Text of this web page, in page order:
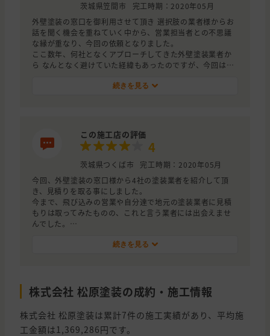
茨城県笠間市
完工時期：2020年05月
外壁塗装の窓口を御利用させて頂き 選択肢の業者様からお
話を聞く機会を重ねていく中から、営業担当者との不思議
な縁が重なり、今回の依頼となりました。
ここ数年、何社となくアプローチしてきた外壁塗装業者か
ら なんとなく避けていた経緯もあったのですが、今回は本
は…外壁診断をして頂いた際に営業担当者から【火災保険
保険対象については…今も審査中との事で連絡待ちの状態
で あまり期待できない様で、残念に思っている今日この頃
続きを見る
この施工店の評価
4
茨城県つくば市
完工時期：2020年05月
今回、外壁塗装の窓口様から4社の塗装業者を紹介して頂
き、見積りを取る事にしました。
今まで、飛び込みの営業や自分達で地元の塗装業者に見積
もりは取ってみたものの、これと言う業者には出会えませ
んでした。
皆、塗装の種類や今の外壁に合う塗料など色々と丁寧に説
れました。
松原塗装様から提案頂いた塗料を妻がとても気に入った事
と、外壁塗装に10年保証がある事、社長さんや営業さんと
の相性も良く、松原塗装様で施工する事に決めました。
続きを見る
株式会社 松原塗装の成約・施工情報
株式会社 松原塗装は累計7件の施工実績があり、平均施
工金額は1,369,286円です。